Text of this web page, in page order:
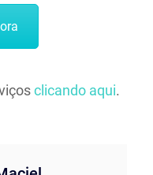
clicando aqui.